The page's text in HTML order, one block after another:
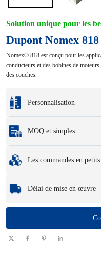
Solution unique pour les
Dupont Nomex 818
Nomex® 818 est conçu pour les
conducteurs et des bobines de
des couches.
Personnalisation
Les options de
MOQ et simples
Échantillons: Les
Les commandes en
pouvons vous aider à obtenir
Délai de mise en œuvre